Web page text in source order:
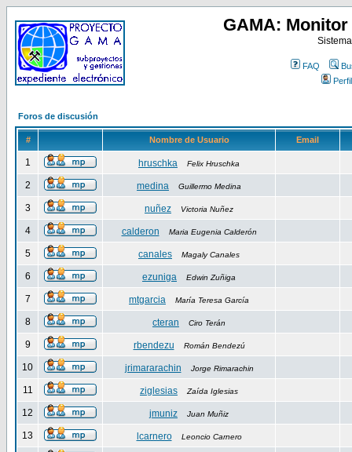
GAMA:
FAQ
Perfil
Foros de discusión
# Nombre de Usuario Email
1 hruschka Felix Hruschka
2 medina Guillermo Medina
3 nuñez Victoria Nuñez
4 calderon Maria Eugenia Calderón
5 canales Magaly Canales
6 ezuniga Edwin Zuñiga
7 mtgarcia María Teresa García
8 cteran Ciro Terán
9 rbendezu Román Bendezú
10 jrimararachin Jorge Rimarachin
11 ziglesias Zaída Iglesias
12 jmuniz Juan Muñiz
13 lcarnero Leoncio Carnero